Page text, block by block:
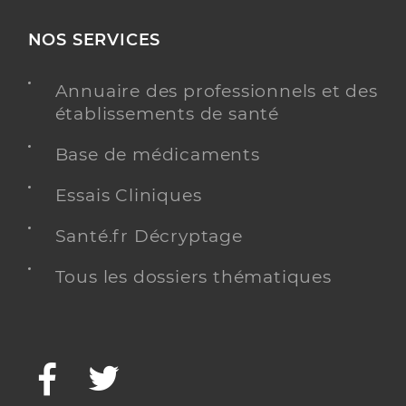
NOS SERVICES
Annuaire des professionnels et des
établissements de santé
Base de médicaments
Essais Cliniques
Santé.fr Décryptage
Tous les dossiers thématiques
Facebook